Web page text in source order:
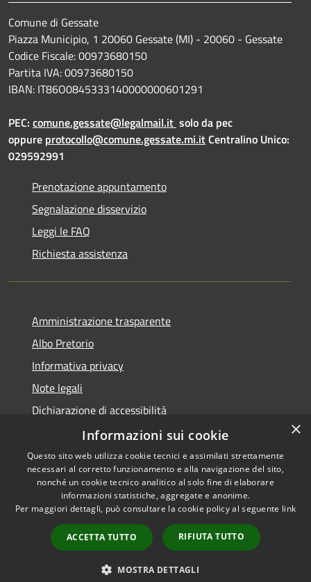
Comune di Gessate
Piazza Municipio, 1 20060 Gessate (MI) - 20060 - Gessate
Codice Fiscale: 00973680150
Partita IVA: 00973680150
IBAN: IT86O0845333140000000601291
PEC: comune.gessate@legalmail.it solo da pec
oppure protocollo@comune.gessate.mi.itCentralino Unico:
029592991
Prenotazione appuntamento
Segnalazione disservizio
Leggi le FAQ
Richiesta assistenza
Amministrazione trasparente
Albo Pretorio
Informativa privacy
Note legali
Dichiarazione di accessibilità
Dichiarazione di accessibilità dal 2025
RSS
Accessibilità
Copyright © 2026 • Comune di
Gessate • Powered by
Municipium•
Accesso
redazione
×
Informazioni sui cookie
Questo sito web utilizza cookie tecnici e assimilati strettamente
necessari al corretto funzionamento e alla navigazione del sito,
nonché un cookie tecnico analitico al solo fine di elaborare
informazioni statistiche, aggregate e anonime.
Per maggiori dettagli, può consultare la cookie policy al seguente link
ACCETTA TUTTO RIFIUTA TUTTO
MOSTRA DETTAGLI